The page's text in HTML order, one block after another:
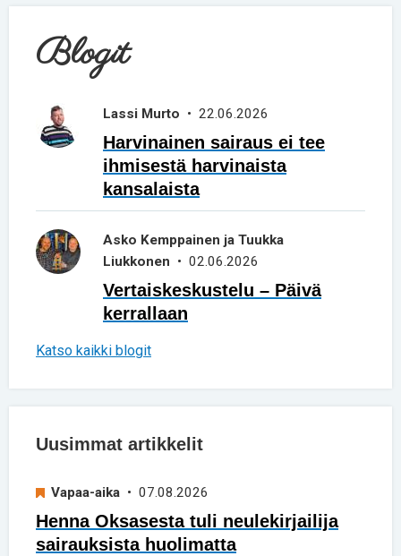
Blogit
Lassi Murto • 22.06.2026
Harvinainen sairaus ei tee
ihmisestä harvinaista
kansalaista
Asko Kemppainen ja Tuukka
Liukkonen • 02.06.2026
Vertaiskeskustelu – Päivä
kerrallaan
Katso kaikki blogit
Uusimmat artikkelit
Vapaa-aika • 07.08.2026
Henna Oksasesta tuli neulekirjailija
sairauksista huolimatta